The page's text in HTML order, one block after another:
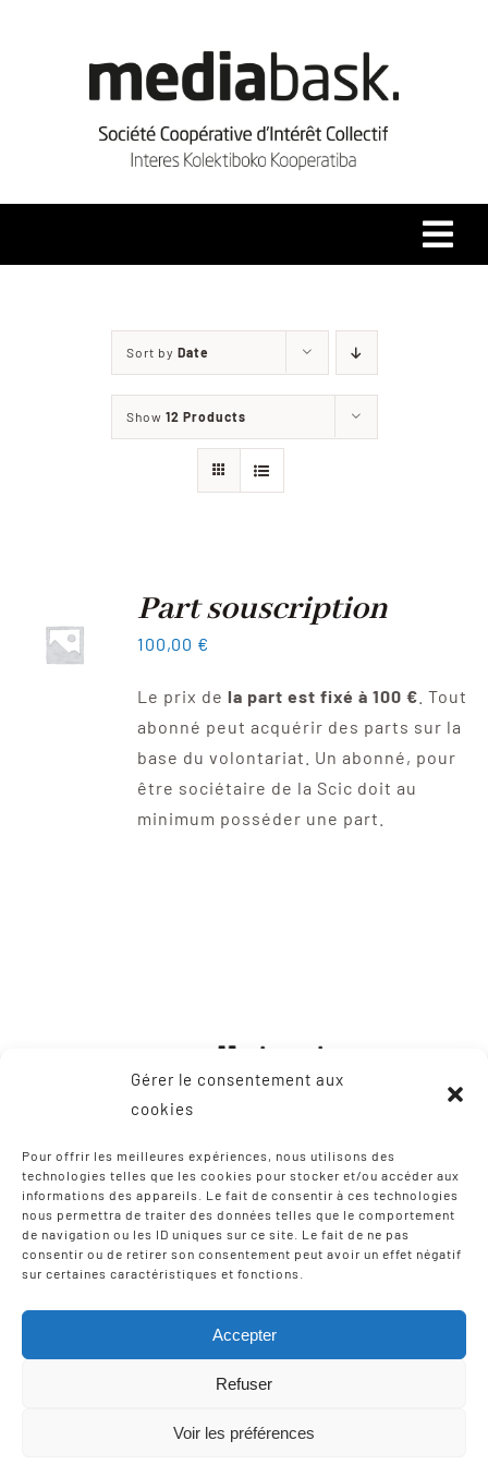
Gérer le consentement aux
cookies
Pour offrir les meilleures expériences, nous utilisons des
technologies telles que les cookies pour stocker et/ou accéder aux
informations des appareils. Le fait de consentir à ces technologies
nous permettra de traiter des données telles que le comportement
de navigation ou les ID uniques sur ce site. Le fait de ne pas
consentir ou de retirer son consentement peut avoir un effet négatif
sur certaines caractéristiques et fonctions.
Accepter
Refuser
Voir les préférences
Qui sommes-nous ?
Coopérative
Contact
Sort by Date
Show 12 Products
Part souscription
100,00 €
Le prix de la part est fixé à 100 € . Tout
abonné peut acquérir des parts sur la
base du volontariat. Un abonné, pour
être sociétaire de la Scic doit au
minimum posséder une part.
CONTACT
8, Zone Artisanale Martinzaharenia
Tel: +33 9 75 12 97 02
Email:scic-iparla@mediabask.eus
© Copyright 2012 - 2026 | Mentions légales